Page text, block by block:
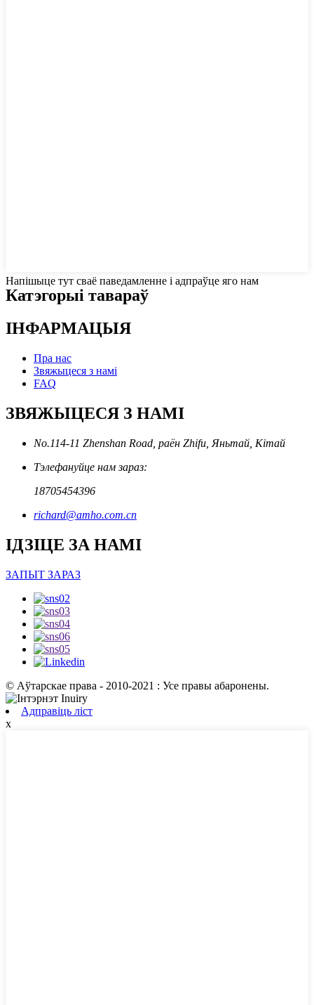
Напішыце тут сваё паведамленне і адпраўце яго нам
Катэгорыі тавараў
ІНФАРМАЦЫЯ
Пра нас
Звяжыцеся з намі
FAQ
ЗВЯЖЫЦЕСЯ З НАМІ
No.114-11 Zhenshan Road, раён Zhifu, Яньтай, Кітай
Тэлефануйце нам зараз:
18705454396
richard@amho.com.cn
ІДЗІЦЕ ЗА НАМІ
ЗАПЫТ ЗАРАЗ
© Аўтарскае права - 2010-2021 : Усе правы абаронены.
Адправіць ліст
x